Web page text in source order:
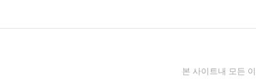
본 사이트내 모든